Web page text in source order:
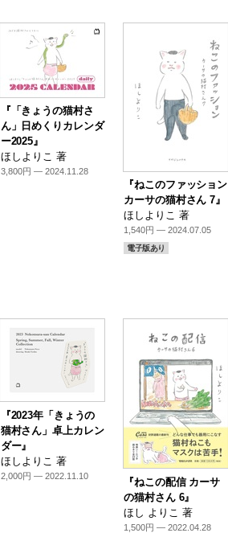
『「きょうの猫村さ
ん」日めくりカレンダ
ー2025』
ほしよりこ 著
3,800円 — 2024.11.28
『ねこのファッション
カーサの猫村さん 7』
ほしよりこ 著
1,540円 — 2024.07.05
電子版あり
『2023年「きょうの
猫村さん」卓上カレン
ダー』
ほしよりこ 著
2,000円 — 2022.11.10
『ねこの配信 カーサ
の猫村さん 6』
ほし よりこ 著
1,500円 — 2022.04.28